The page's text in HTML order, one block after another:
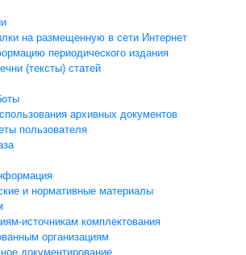
на размещенную в сети Интернет
периодического издания
(тексты) статей
архивных документов
пользователя
и нормативные материалы
источникам комплектования
организациям
документирование